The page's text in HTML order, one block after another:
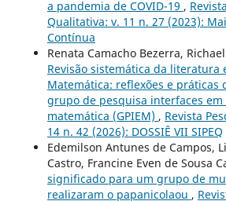
a pandemia de COVID-19 ,
Qualitativa: v. 11 n. 27 (2023):
Contínua
Renata Camacho Bezerra,
Revisão sistemática da literatura
Matemática: reflexões e práticas
grupo de pesquisa interfaces em
matemática (GPIEM) , Revista
14 n. 42 (2026): DOSSIÊ VII SIPEQ
Edemilson Antunes de Campos,
Castro, Francine Even de Sousa
significado para um grupo de
realizaram o papanicolaou ,